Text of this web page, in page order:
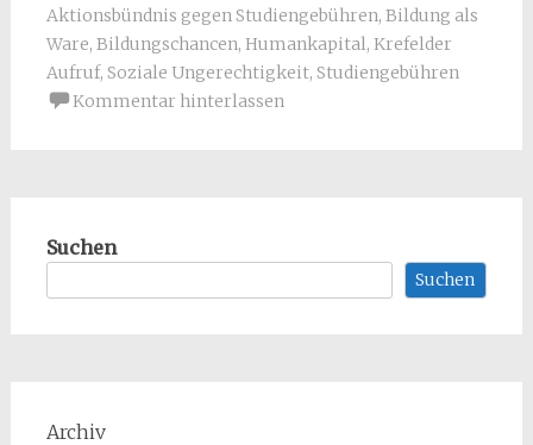
Aktionsbündnis gegen Studiengebühren, Bildung als
Ware, Bildungschancen, Humankapital, Krefelder
Aufruf, Soziale Ungerechtigkeit, Studiengebühren
Kommentar hinterlassen
Suchen
Suchen
Archiv